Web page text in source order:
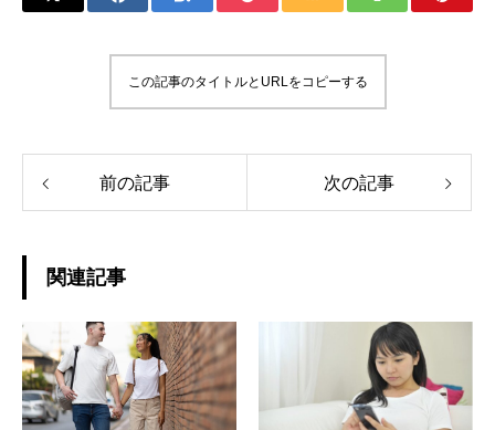
この記事のタイトルとURLをコピーする
前の記事 次の記事
関連記事